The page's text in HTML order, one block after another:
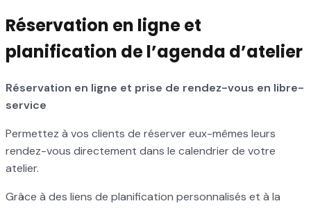
Réservation en ligne et
planification de l’agenda d’atelier
Réservation en ligne et prise de rendez-vous en libre-
service
Permettez à vos clients de réserver eux-mêmes leurs
rendez-vous directement dans le calendrier de votre
atelier.
Grâce à des liens de planification personnalisés et à la